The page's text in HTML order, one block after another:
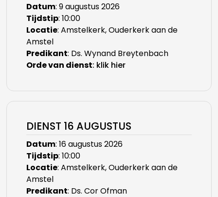
Datum: 9 augustus 2026
Tijdstip: 10:00
Locatie: Amstelkerk, Ouderkerk aan de
Amstel
Predikant: Ds. Wynand Breytenbach
Orde van dienst: klik hier
DIENST 16 AUGUSTUS
Datum: 16 augustus 2026
Tijdstip: 10:00
Locatie: Amstelkerk, Ouderkerk aan de
Amstel
Predikant: Ds. Cor Ofman